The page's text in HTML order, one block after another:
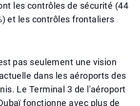
les contrôles de sécurité (44
et les contrôles frontaliers
pas seulement une vision
dans les aéroports des
Le Terminal 3 de l'aéroport
fonctionne avec plus de